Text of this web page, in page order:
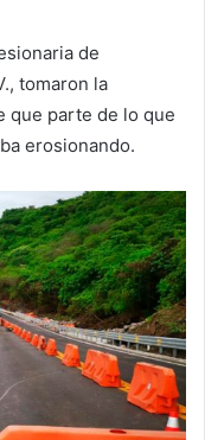
de
tomaron la
que parte de lo que
erosionando.